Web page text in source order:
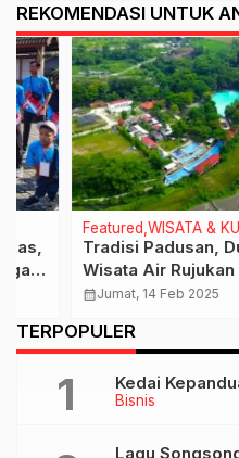
REKOMENDASI UNTUK
Featured WISATA & KULINER
Tradisi Padusan, Dua
Wisata Air Rujukan di
Polanharjo Ini Targetkan
Pengunjung
Jumat, 14 Feb 2025
TERPOPULER
Bisnis
Kedai
Lagu